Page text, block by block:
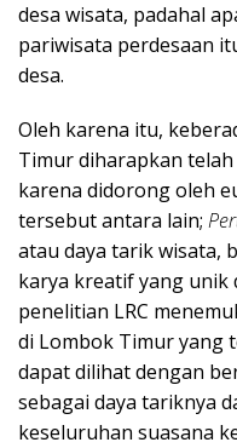
desa wisata, padahal
pariwisata perdesaan
desa.
Oleh karena itu,
Timur diharapkan
karena didorong oleh
tersebut antara lain;
atau daya tarik wisata,
karya kreatif yang unik
penelitian LRC
di Lombok Timur yang
dapat dilihat dengan
sebagai daya tariknya
keseluruhan suasana